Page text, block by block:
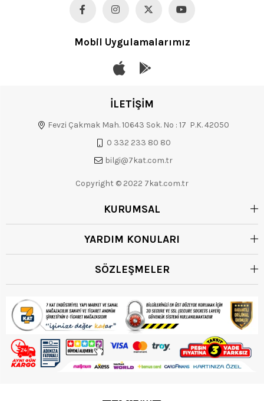
Mobil Uygulamalarımız
İLETİŞİM
Fevzi Çakmak Mah. 10643 Sok. No : 17 P.K. 42050
0 332 233 80 80
bilgi@7kat.com.tr
Copyright © 2022 7kat.com.tr
KURUMSAL
YARDIM KONULARI
SÖZLEŞMELER